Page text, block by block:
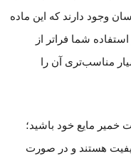
وجود دارند که این ماده
شما فراتر از
مناسب‌تری آن را
خمیر مایع خود باشید؛
هستند و در صورت